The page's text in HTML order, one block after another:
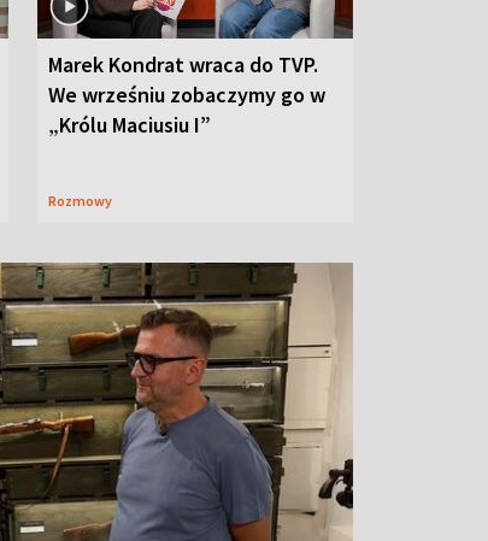
Marek Kondrat wraca do TVP.
We wrześniu zobaczymy go w
„Królu Maciusiu I”
Rozmowy